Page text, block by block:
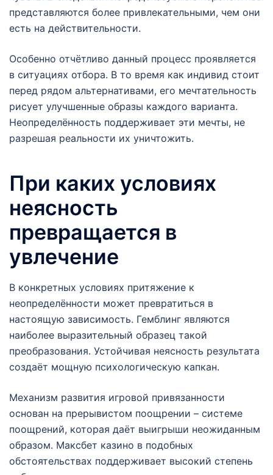
представляются более привлекательными, чем они
есть на действительности.
Особенно отчётливо данный процесс проявляется
в ситуациях отбора. В то время как индивид стоит
перед рядом альтернативами, его мечтательность
рисует улучшенные образы каждого варианта.
Неопределённость поддерживает эти мечты, не
разрешая реальности их уничтожить.
При каких условиях
неясность
превращается в
увлечение
В конкретных условиях притяжение к
неопределённости может превратиться в
настоящую зависимость. Гемблинг являются
наиболее выразительный образец такой
преобразования. Устойчивая неясность результата
создаёт мощную психологическую капкан.
Механизм развития игровой привязанности
основан на прерывистом поощрении – системе
поощрений, которая даёт выигрыши неожиданным
образом. Максбет казино в подобных
обстоятельствах поддерживает высокий степень